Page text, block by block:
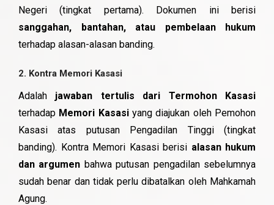
Negeri (tingkat pertama). Dokumen ini berisi
sanggahan, bantahan, atau pembelaan hukum
terhadap alasan-alasan banding.
2. Kontra Memori Kasasi
Adalah jawaban tertulis dari Termohon Kasasi
terhadap Memori Kasasiyang diajukan oleh Pemohon
Kasasi atas putusan Pengadilan Tinggi (tingkat
banding). Kontra Memori Kasasi berisi alasan hukum
dan argumen bahwa putusan pengadilan sebelumnya
sudah benar dan tidak perlu dibatalkan oleh Mahkamah
Agung.